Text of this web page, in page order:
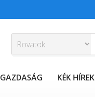
GAZDASÁG KÉK HÍREK